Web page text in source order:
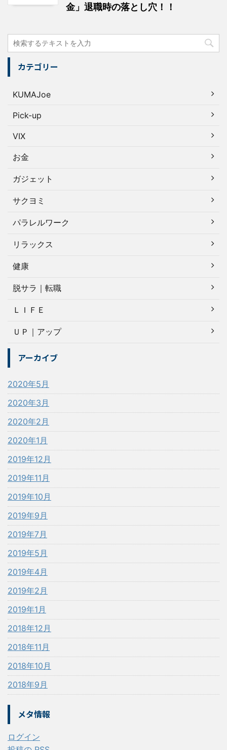
金」退職時の落とし穴！！
カテゴリー
KUMAJoe
Pick-up
VIX
お金
ガジェット
サクヨミ
パラレルワーク
リラックス
健康
脱サラ｜転職
ＬＩＦＥ
ＵＰ｜アップ
アーカイブ
2020年5月
2020年3月
2020年2月
2020年1月
2019年12月
2019年11月
2019年10月
2019年9月
2019年7月
2019年5月
2019年4月
2019年2月
2019年1月
2018年12月
2018年11月
2018年10月
2018年9月
メタ情報
ログイン